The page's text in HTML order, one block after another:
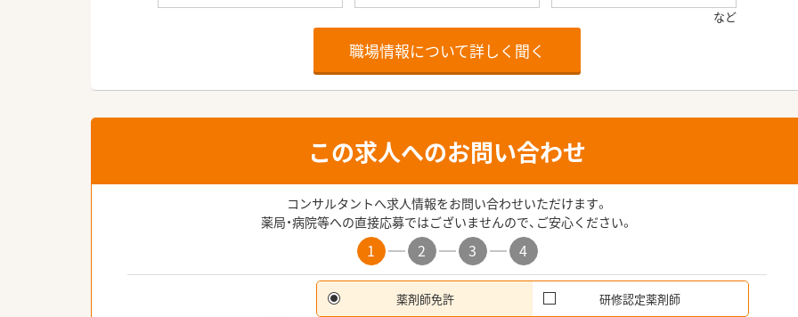
職場情報について詳しく聞く
この求人へのお問い合わせ
コンサルタントへ求人情報をお問い合わせいただけます。
薬局・病院等への直接応募ではございませんので、ご安心ください。
1 2 3 4
薬剤師免許 研修認定薬剤師